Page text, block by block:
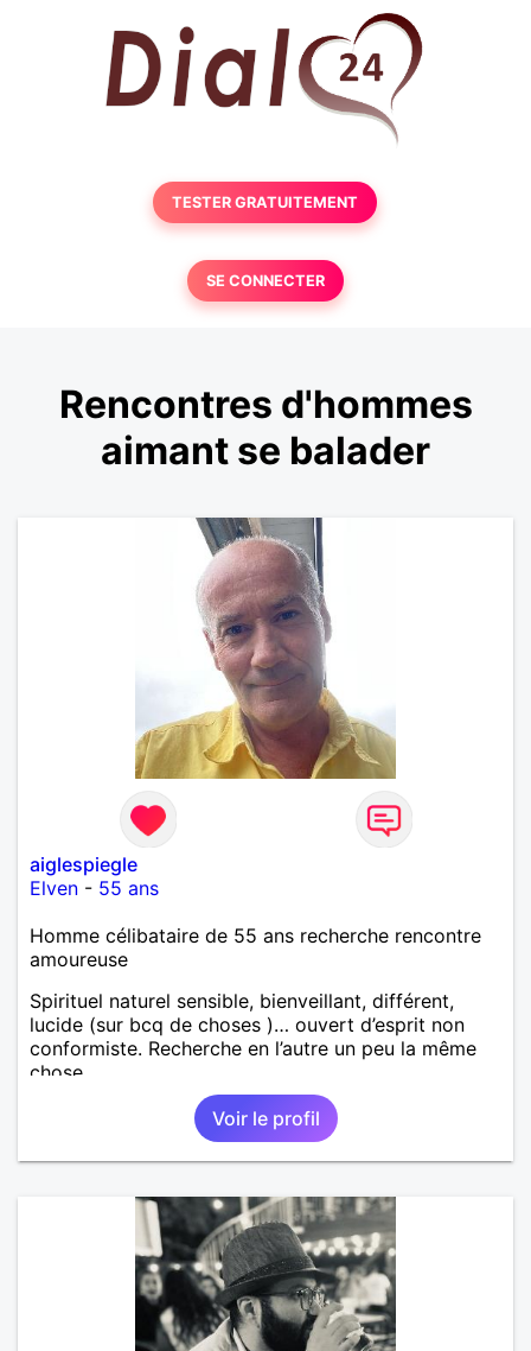
TESTER GRATUITEMENT
SE CONNECTER
Rencontres d'hommes
aimant se balader
aiglespiegle
Elven - 55 ans
Homme célibataire de 55 ans recherche rencontre
amoureuse
Spirituel naturel sensible, bienveillant, différent,
lucide (sur bcq de choses )… ouvert d’esprit non
conformiste. Recherche en l’autre un peu la même
chose…
Voir le profil